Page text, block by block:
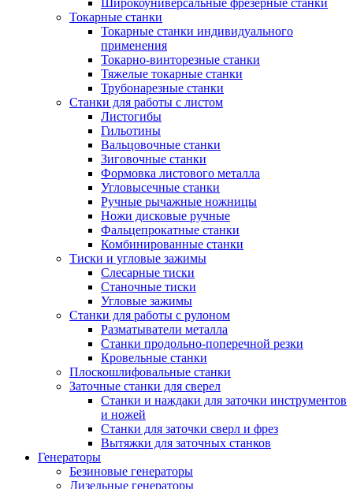
Токарные станки
Токарные станки индивидуального
применения
Токарно-винторезные станки
Тяжелые токарные станки
Трубонарезные станки
Станки для работы с листом
Листогибы
Гильотины
Вальцовочные станки
Зиговочные станки
Формовка листового металла
Угловысечные станки
Ручные рычажные ножницы
Ножи дисковые ручные
Фальцепрокатные станки
Комбинированные станки
Тиски и угловые зажимы
Слесарные тиски
Станочные тиски
Угловые зажимы
Станки для работы с рулоном
Разматыватели металла
Станки продольно-поперечной резки
Кровельные станки
Плоскошлифовальные станки
Заточные станки для сверел
Станки и наждаки для заточки инструментов
и ножей
Станки для заточки сверл и фрез
Вытяжки для заточных станков
Генераторы
Безиновые генераторы
Дизельные генераторы